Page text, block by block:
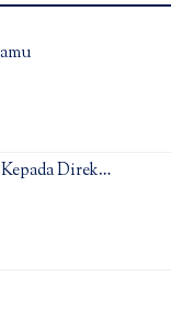
Direk…